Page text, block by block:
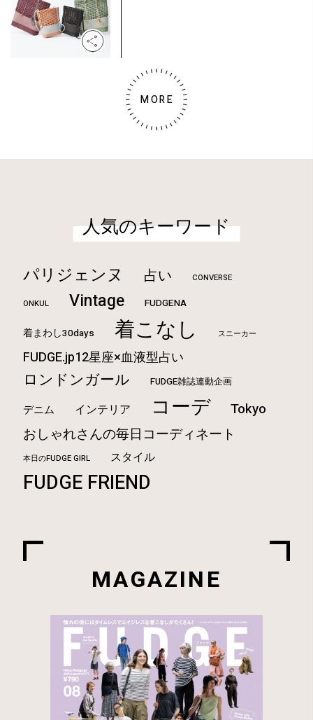
MORE
人気のキーワード
パリジェンヌ 占い CONVERSE
ONKUL Vintage FUDGENA
着まわし30days 着こなし スニーカー
FUDGE.jp12星座×血液型占い
ロンドンガール FUDGE雑誌連動企画
デニム インテリア コーデ
Tokyo
おしゃれさんの毎日コーディネート
本日のFUDGE GIRL スタイル
FUDGE FRIEND
MAGAZINE